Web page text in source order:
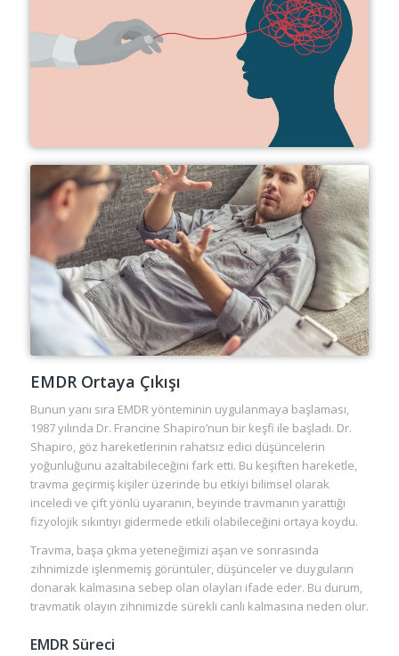
EMDR Ortaya Çıkışı
Bunun yanı sıra EMDR yönteminin uygulanmaya başlaması,
1987 yılında Dr. Francine Shapiro’nun bir keşfi ile başladı. Dr.
Shapiro, göz hareketlerinin rahatsız edici düşüncelerin
yoğunluğunu azaltabileceğini fark etti. Bu keşiften hareketle,
travma geçirmiş kişiler üzerinde bu etkiyi bilimsel olarak
inceledi ve çift yönlü uyaranın, beyinde travmanın yarattığı
fizyolojik sıkıntıyı gidermede etkili olabileceğini ortaya koydu.
Travma, başa çıkma yeteneğimizi aşan ve sonrasında
zihnimizde işlenmemiş görüntüler, düşünceler ve duyguların
donarak kalmasına sebep olan olayları ifade eder. Bu durum,
travmatik olayın zihnimizde sürekli canlı kalmasına neden olur.
EMDR Süreci